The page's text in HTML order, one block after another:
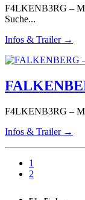
F4LKENB3RG –
Suche...
Infos & Trailer →
F4LKENB3RG –
Infos & Trailer →
1
2